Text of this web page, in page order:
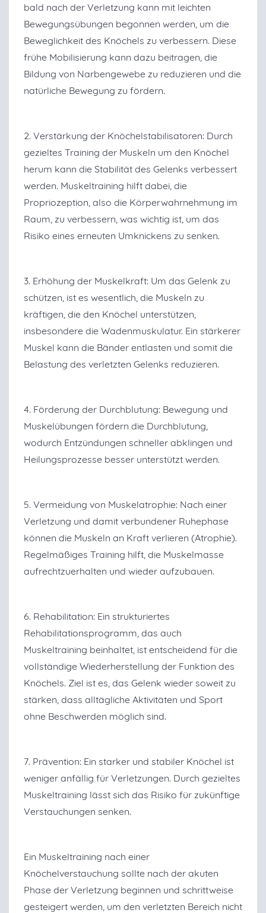
bald nach der Verletzung kann mit leichten
Bewegungsübungen begonnen werden, um die
Beweglichkeit des Knöchels zu verbessern. Diese
frühe Mobilisierung kann dazu beitragen, die
Bildung von Narbengewebe zu reduzieren und die
natürliche Bewegung zu fördern.
2. Verstärkung der Knöchelstabilisatoren: Durch
gezieltes Training der Muskeln um den Knöchel
herum kann die Stabilität des Gelenks verbessert
werden. Muskeltraining hilft dabei, die
Propriozeption, also die Körperwahrnehmung im
Raum, zu verbessern, was wichtig ist, um das
Risiko eines erneuten Umknickens zu senken.
3. Erhöhung der Muskelkraft: Um das Gelenk zu
schützen, ist es wesentlich, die Muskeln zu
kräftigen, die den Knöchel unterstützen,
insbesondere die Wadenmuskulatur. Ein stärkerer
Muskel kann die Bänder entlasten und somit die
Belastung des verletzten Gelenks reduzieren.
4. Förderung der Durchblutung: Bewegung und
Muskelübungen fördern die Durchblutung,
wodurch Entzündungen schneller abklingen und
Heilungsprozesse besser unterstützt werden.
5. Vermeidung von Muskelatrophie: Nach einer
Verletzung und damit verbundener Ruhephase
können die Muskeln an Kraft verlieren (Atrophie).
Regelmäßiges Training hilft, die Muskelmasse
aufrechtzuerhalten und wieder aufzubauen.
6. Rehabilitation: Ein strukturiertes
Rehabilitationsprogramm, das auch
Muskeltraining beinhaltet, ist entscheidend für die
vollständige Wiederherstellung der Funktion des
Knöchels. Ziel ist es, das Gelenk wieder soweit zu
stärken, dass alltägliche Aktivitäten und Sport
ohne Beschwerden möglich sind.
7. Prävention: Ein starker und stabiler Knöchel ist
weniger anfällig für Verletzungen. Durch gezieltes
Muskeltraining lässt sich das Risiko für zukünftige
Verstauchungen senken.
Ein Muskeltraining nach einer
Knöchelverstauchung sollte nach der akuten
Phase der Verletzung beginnen und schrittweise
gesteigert werden, um den verletzten Bereich nicht